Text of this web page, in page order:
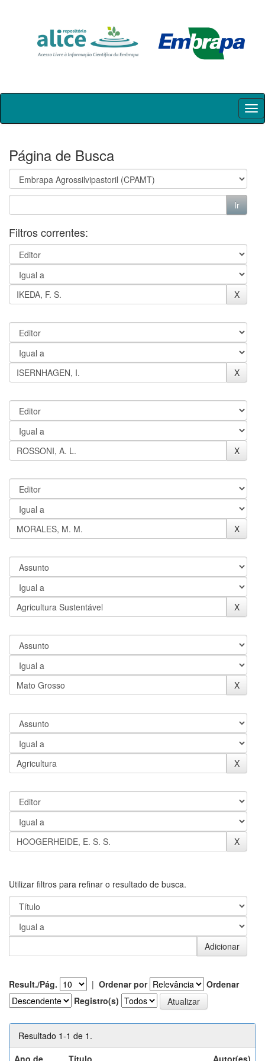
Skip
Página de Busca
Filtros correntes:
Utilizar filtros para refinar o resultado de busca.
Result./Pág. | Ordenar por
Ordenar
Registro(s)
Resultado 1-1 de 1.
Ano de
Título Autor(es)